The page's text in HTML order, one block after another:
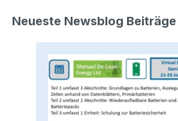
Neueste Newsblog Beiträge